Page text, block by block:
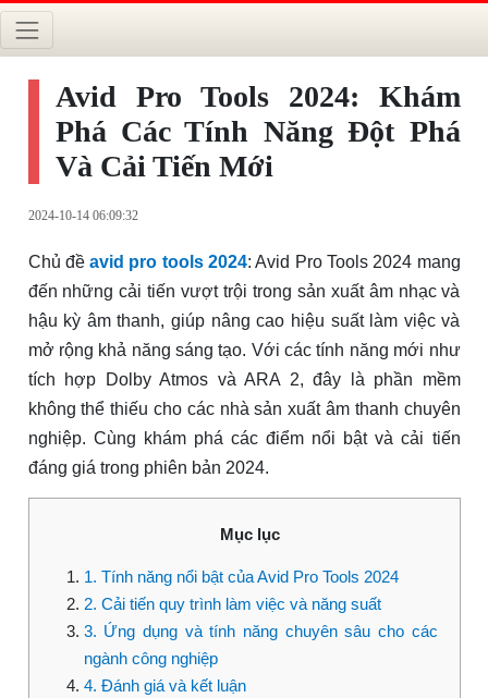
Avid Pro Tools 2024: Khám
Phá Các Tính Năng Đột Phá
Và Cải Tiến Mới
2024-10-14 06:09:32
Chủ đềavid pro tools 2024: Avid Pro Tools 2024 mang
đến những cải tiến vượt trội trong sản xuất âm nhạc và
hậu kỳ âm thanh, giúp nâng cao hiệu suất làm việc và
mở rộng khả năng sáng tạo. Với các tính năng mới như
tích hợp Dolby Atmos và ARA 2, đây là phần mềm
không thể thiếu cho các nhà sản xuất âm thanh chuyên
nghiệp. Cùng khám phá các điểm nổi bật và cải tiến
đáng giá trong phiên bản 2024.
Mục lục
1. Tính năng nổi bật của Avid Pro Tools 2024
2. Cải tiến quy trình làm việc và năng suất
3. Ứng dụng và tính năng chuyên sâu cho các
ngành công nghiệp
4. Đánh giá và kết luận